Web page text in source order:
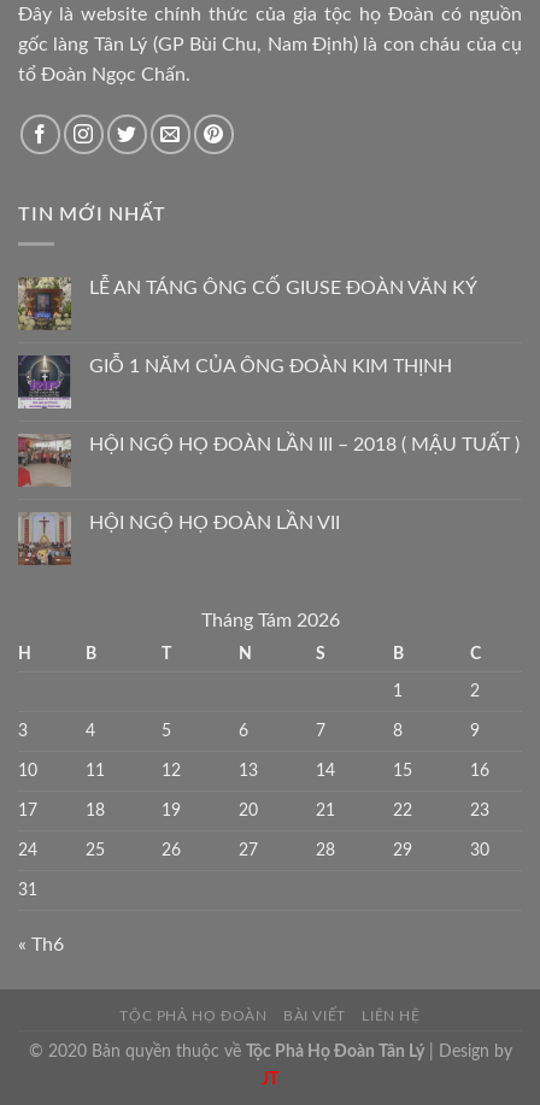
Đây là website chính thức của gia tộc họ Đoàn có nguồn
gốc làng Tân Lý (GP Bùi Chu, Nam Định) là con cháu của cụ
tổ Đoàn Ngọc Chấn.
TIN MỚI NHẤT
LỄ AN TÁNG ÔNG CỐ GIUSE ĐOÀN VĂN KÝ
GIỖ 1 NĂM CỦA ÔNG ĐOÀN KIM THỊNH
HỘI NGỘ HỌ ĐOÀN LẦN III – 2018 ( MẬU TUẤT )
HỘI NGỘ HỌ ĐOÀN LẦN VII
Tháng Tám 2026
H B T N S B C
1 2
3 4 5 6 7 8 9
10 11 12 13 14 15 16
17 18 19 20 21 22 23
24 25 26 27 28 29 30
31
« Th6
TỘC PHẢ HỌ ĐOÀN BÀI VIẾT LIÊN HỆ
© 2020 Bản quyền thuộc về Tộc Phả Họ Đoàn Tân Lý| Design by
JT